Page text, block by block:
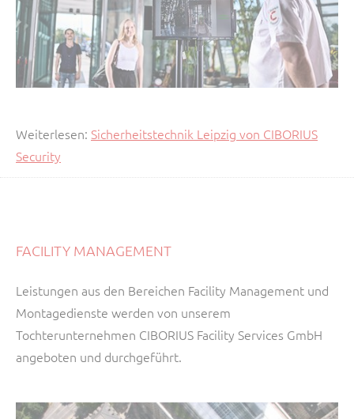
Weiterlesen: Sicherheitstechnik Leipzig von CIBORIUS
Security
FACILITY MANAGEMENT
Leistungen aus den Bereichen Facility Management und
Montagedienste werden von unserem
Tochterunternehmen CIBORIUS Facility Services GmbH
angeboten und durchgeführt.